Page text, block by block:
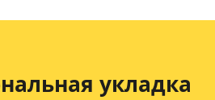
укладка